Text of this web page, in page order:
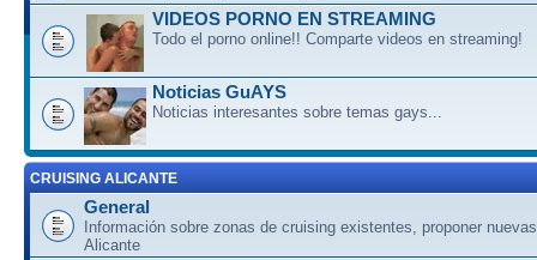
VIDEOS PORNO EN STREAMING
Todo el porno online!! Comparte videos en streaming!
Noticias GuAYS
Noticias interesantes sobre temas gays...
CRUISING ALICANTE
General
Información sobre zonas de cruising existentes, proponer
Alicante